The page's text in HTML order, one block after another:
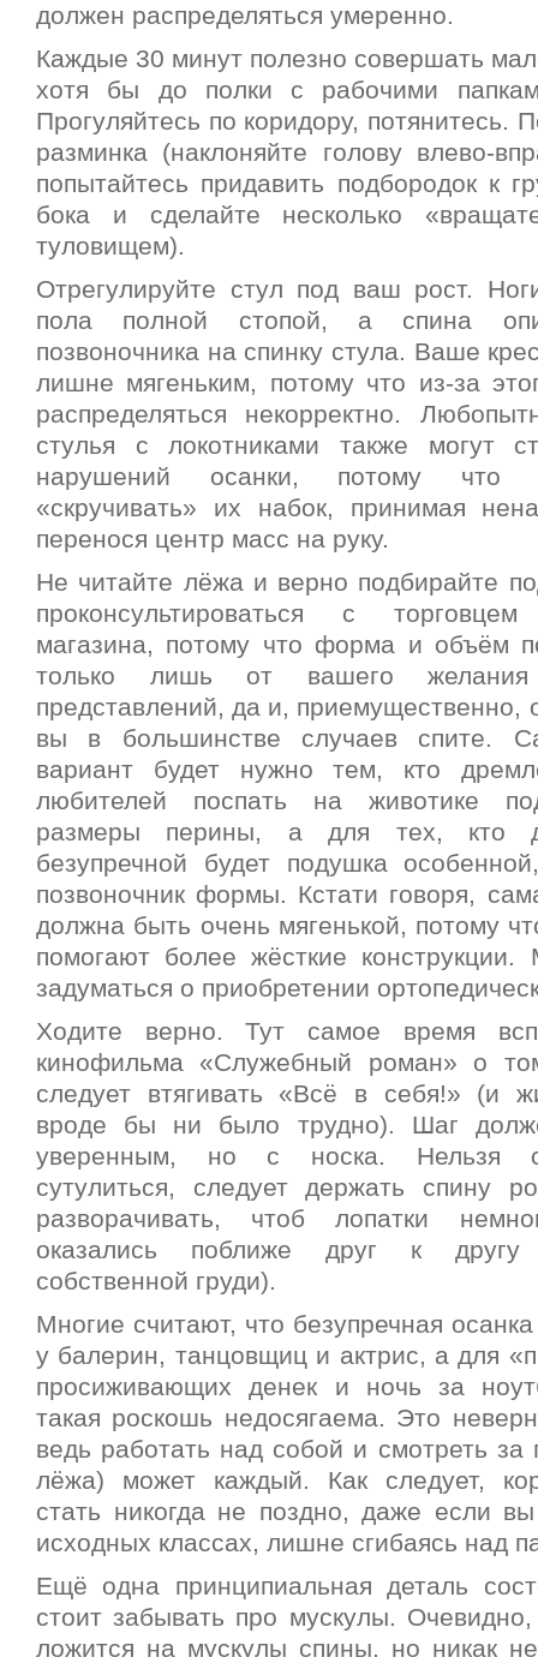
должен распределяться умеренно.
Каждые 30 минут полезно совершать
хотя бы до полки с рабочими
Прогуляйтесь по коридору, потянитесь.
разминка (наклоняйте голову влево-
попытайтесь придавить подбородок к
бока и сделайте несколько
туловищем).
Отрегулируйте стул под ваш рост.
пола полной стопой, а спина
позвоночника на спинку стула. Ваше
лишне мягеньким, потому что из-за
распределяться некорректно.
стулья с локотниками также могут
нарушений осанки, потому что
«скручивать» их набок, принимая
перенося центр масс на руку.
Не читайте лёжа и верно подбирайте
проконсультироваться с торговцем
магазина, потому что форма и объём
только лишь от вашего желания
представлений, да и, приемущественно,
вы в большинстве случаев спите.
вариант будет нужно тем, кто
любителей поспать на животике
размеры перины, а для тех, кто
безупречной будет подушка
позвоночник формы. Кстати говоря,
должна быть очень мягенькой, потому
помогают более жёсткие
задуматься о приобретении
Ходите верно. Тут самое время
кинофильма «Служебный роман» о
следует втягивать «Всё в себя!» (и
вроде бы ни было трудно). Шаг
уверенным, но с носка. Нельзя
сутулиться, следует держать спину
разворачивать, чтоб лопатки
оказались поближе друг к
собственной груди).
Многие считают, что безупречная
у балерин, танцовщиц и актрис, а для
просиживающих денек и ночь за
такая роскошь недосягаема. Это
ведь работать над собой и смотреть за
лёжа) может каждый. Как следует,
стать никогда не поздно, даже если
исходных классах, лишне сгибаясь над
Ещё одна принципиальная деталь
стоит забывать про мускулы. Очевидно,
ложится на мускулы спины, но никак